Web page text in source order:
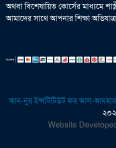
অথবা বিশেষায়িত কোর্সের মাধ্যমে
আমাদের সাথে আপনার শিক্ষা
আন-নুর ইন্সটিটিউট ফর আল-
Website